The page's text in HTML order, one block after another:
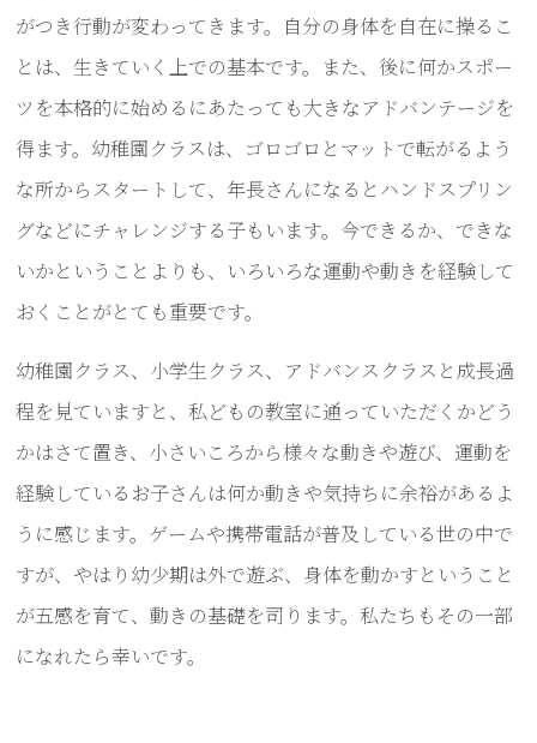
がつき行動が変わってきます。自分の身体を自在に操るこ
とは、生きていく上での基本です。また、後に何かスポー
ツを本格的に始めるにあたっても大きなアドバンテージを
得ます。幼稚園クラスは、ゴロゴロとマットで転がるよう
な所からスタートして、年長さんになるとハンドスプリン
グなどにチャレンジする子もいます。今できるか、できな
いかということよりも、いろいろな運動や動きを経験して
おくことがとても重要です。
幼稚園クラス、小学生クラス、アドバンスクラスと成長過
程を見ていますと、私どもの教室に通っていただくかどう
かはさて置き、小さいころから様々な動きや遊び、運動を
経験しているお子さんは何か動きや気持ちに余裕があるよ
うに感じます。ゲームや携帯電話が普及している世の中で
すが、やはり幼少期は外で遊ぶ、身体を動かすということ
が五感を育て、動きの基礎を司ります。私たちもその一部
になれたら幸いです。